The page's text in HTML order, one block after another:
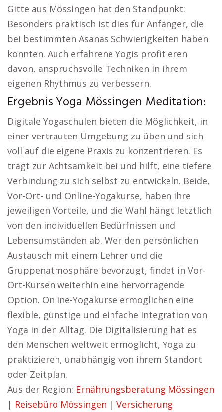
Gitte aus Mössingen hat den Standpunkt:
Besonders praktisch ist dies für Anfänger, die
bei bestimmten Asanas Schwierigkeiten haben
könnten. Auch erfahrene Yogis profitieren
davon, anspruchsvolle Techniken in ihrem
eigenen Rhythmus zu verbessern.
Ergebnis Yoga Mössingen Meditation:
Digitale Yogaschulen bieten die Möglichkeit, in
einer vertrauten Umgebung zu üben und sich
voll auf die eigene Praxis zu konzentrieren. Es
trägt zur Achtsamkeit bei und hilft, eine tiefere
Verbindung zu sich selbst zu entwickeln. Beide,
Vor-Ort- und Online-Yogakurse, haben ihre
jeweiligen Vorteile, und die Wahl hängt letztlich
von den individuellen Bedürfnissen und
Lebensumständen ab. Wer den persönlichen
Austausch mit einem Lehrer und die
Gruppenatmosphäre bevorzugt, findet in Vor-
Ort-Kursen weiterhin eine hervorragende
Option. Online-Yogakurse ermöglichen eine
flexible, günstige und einfache Integration von
Yoga in den Alltag. Die Digitalisierung hat es
den Menschen weltweit ermöglicht, Yoga zu
praktizieren, unabhängig von ihrem Standort
oder Zeitplan.
Aus der Region: Ernährungsberatung Mössingen
| Reisebüro Mössingen | Versicherung